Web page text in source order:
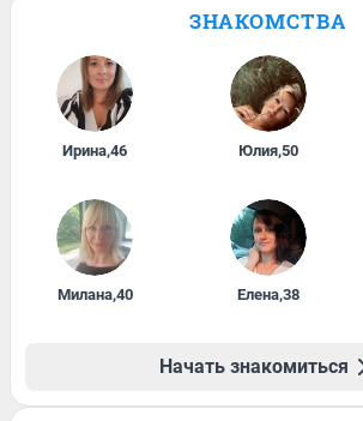
ЗНАКОМСТВА
Ирина,46 Юлия,50
Милана,40 Елена,38
Начать знакомиться